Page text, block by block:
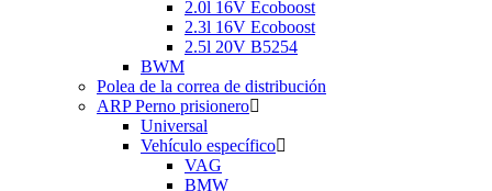
2.0l 16V Ecoboost
2.3l 16V Ecoboost
2.5l 20V B5254
BWM
Polea de la correa de distribución
ARP Perno prisionero
Universal
Vehículo específico
VAG
BMW